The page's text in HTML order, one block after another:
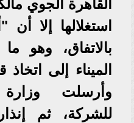
القاهرة الجوي
استغلالها إلا
بالاتفاق، وهو
الميناء إلى
وأرسلت وزارة
للشركة، ثم